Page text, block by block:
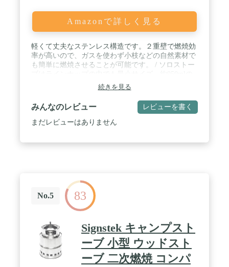
Amazonで詳しく見る
軽くて丈夫なステンレス構造です。２重壁で燃焼効
率が高いので、ガスを使わず小枝などの自然素材で
も簡単に燃焼させることが可能です。 / ソロストー
水を8〜10分で沸かすことができます。 / 【サイ
ズ】高さ：約10cm（収納時）、約14.5cm（使用
時）、直径（幅）：約10.8cm 【重量】約255g /
【材質】ステンレススチール（SUS304）、ニクロ
ムワイヤー、【内容】本体、ゴトク、収納袋、日本
続きを見る
みんなのレビュー レビューを書く
まだレビューはありません
No.5 83
Signstek キャンプスト
ーブ 小型 ウッドスト
ーブ 二次燃焼 コンパ